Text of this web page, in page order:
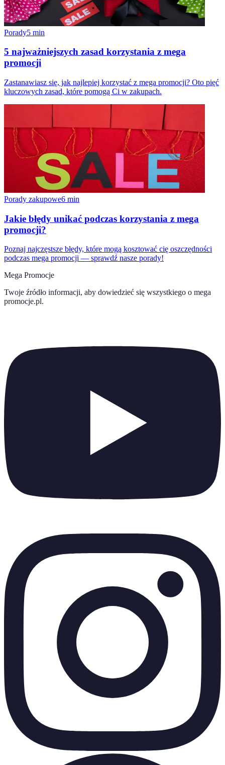
Porady5 min
5 najważniejszych zasad korzystania z mega
promocji
Zastanawiasz się, jak najlepiej korzystać z mega promocji? Oto pięć
kluczowych zasad, które pomogą Ci w zakupach.
Porady zakupowe6 min
Jakie błędy unikać podczas korzystania z mega
promocji?
Poznaj najczęstsze błędy, które mogą kosztować cię oszczędności
podczas mega promocji — sprawdź nasze porady!
Mega Promocje
Twoje źródło informacji, aby dowiedzieć się wszystkiego o mega
promocje.pl.